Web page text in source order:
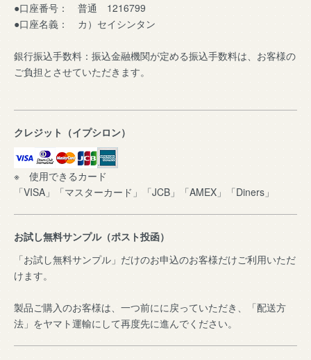
●口座番号： 普通 1216799
●口座名義： カ）セイシンタン
銀行振込手数料：振込金融機関が定める振込手数料は、お客様の
ご負担とさせていただきます。
クレジット（イプシロン）
※ 使用できるカード
「VISA」「マスターカード」「JCB」「AMEX」「Diners」
お試し無料サンプル（ポスト投函）
「お試し無料サンプル」だけのお申込のお客様だけご利用いただ
けます。
製品ご購入のお客様は、一つ前にに戻っていただき、「配送方
法」をヤマト運輸にして再度先に進んでください。